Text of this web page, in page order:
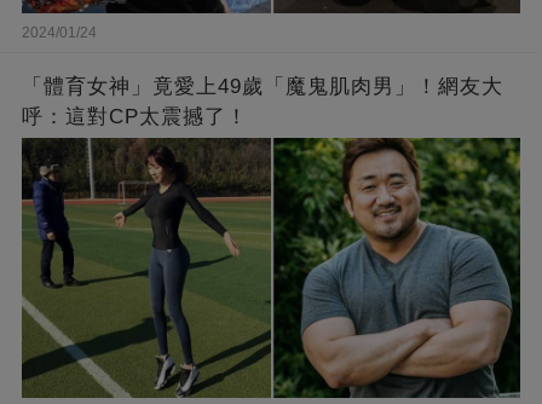
2024/01/24
「體育女神」竟愛上49歲「魔鬼肌肉男」！網友大
呼：這對CP太震撼了！